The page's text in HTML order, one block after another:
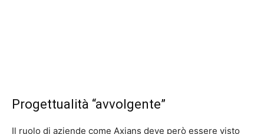
Progettualità “avvolgente”
Il ruolo di aziende come Axians deve però essere visto